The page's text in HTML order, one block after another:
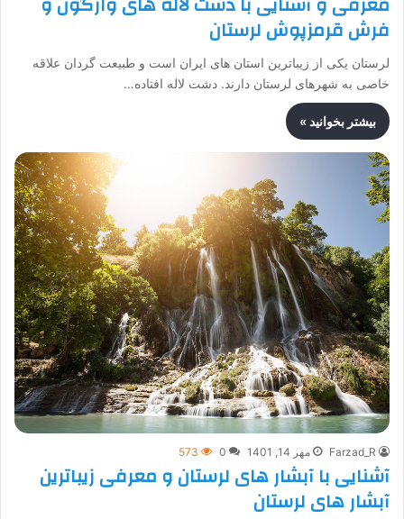
فرش قرمزپوش لرستان
لرستان یکی از زیباترین استان های ایران است و طبیعت گردان علاقه
خاصی به شهرهای لرستان دارند. دشت لاله افتاده…
بیشتر بخوانید »
Farzad_R مهر 14, 1401 0
573
آشنایی با آبشار های لرستان و معرفی زیباترین
آبشار های لرستان